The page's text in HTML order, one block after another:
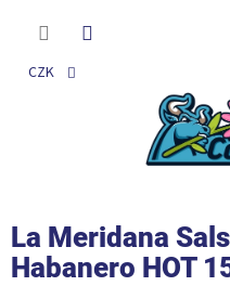
CZK
La Meridana
Habanero HOT